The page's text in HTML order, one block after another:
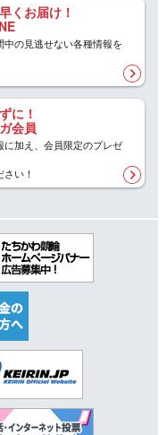
くお届け！
の見逃せない各種情報を
に！
会員
加え、会員限定のプレゼ
い！